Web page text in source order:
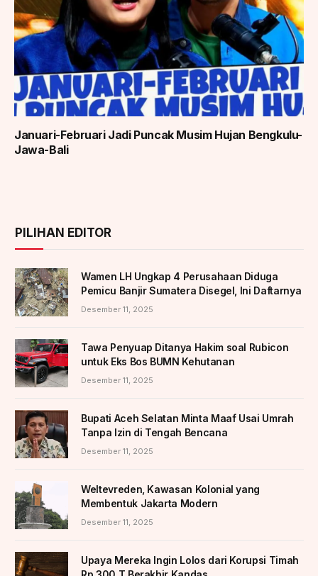
Januari-Februari Jadi Puncak Musim Hujan Bengkulu-
Jawa-Bali
PILIHAN EDITOR
Wamen LH Ungkap 4 Perusahaan Diduga
Pemicu Banjir Sumatera Disegel, Ini Daftarnya
Desember 11, 2025
Tawa Penyuap Ditanya Hakim soal Rubicon
untuk Eks Bos BUMN Kehutanan
Desember 11, 2025
Bupati Aceh Selatan Minta Maaf Usai Umrah
Tanpa Izin di Tengah Bencana
Desember 11, 2025
Weltevreden, Kawasan Kolonial yang
Membentuk Jakarta Modern
Desember 11, 2025
Upaya Mereka Ingin Lolos dari Korupsi Timah